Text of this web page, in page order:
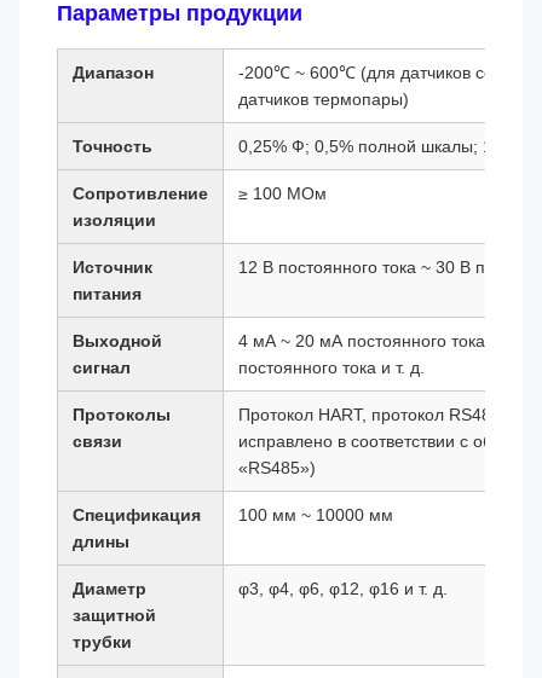
Параметры продукции
Диапазон
-200℃ ~ 600℃ (для датчиков
датчиков термопары)
Точность 0,25% Ф; 0,5% полной шкалы; 1,0%
Сопротивление
изоляции
≥ 100 МОм
Источник
питания
12 В постоянного тока ~ 30 В
Выходной
сигнал
4 мА ~ 20 мА постоянного тока, 1 В
постоянного тока и т. д.
Протоколы
связи
Протокол HART, протокол RS485 и
исправлено в соответствии с
«RS485»)
Спецификация
длины
100 мм ~ 10000 мм
Диаметр
защитной
трубки
φ3, φ4, φ6, φ12, φ16 и т. д.